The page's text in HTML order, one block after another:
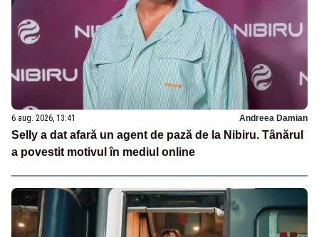
6 aug. 2026, 13:41 Andreea Damian
Selly a dat afară un agent de pază de la Nibiru. Tânărul
a povestit motivul în mediul online